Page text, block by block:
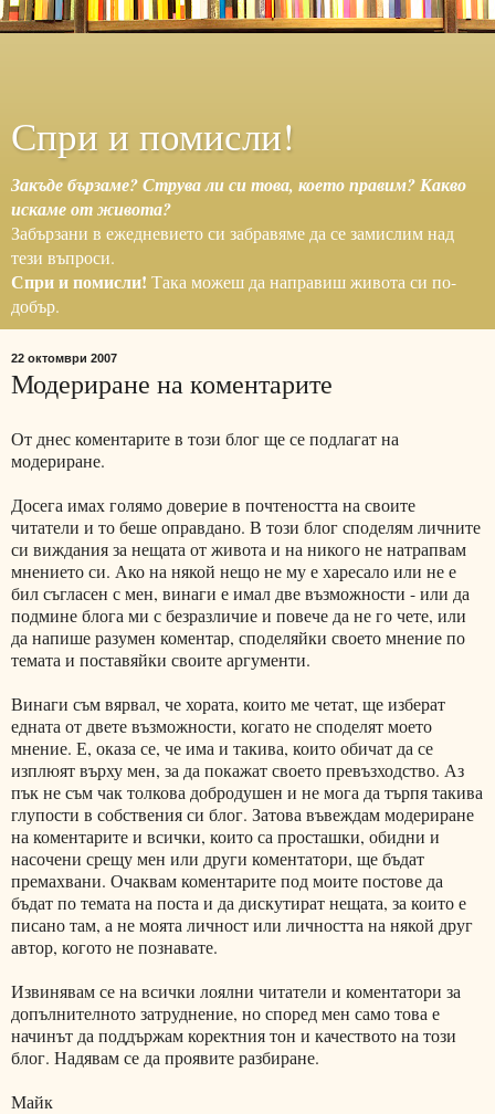
Спри и помисли!
Закъде бързаме? Струва ли си това, което правим? Какво
искаме от живота?
Забързани в ежедневието си забравяме да се замислим над
тези въпроси.
Спри и помисли! Така можеш да направиш живота си по-
добър.
22 октомври 2007
Модериране на коментарите
От днес коментарите в този блог ще се подлагат на
модериране.
Досега имах голямо доверие в почтеността на своите
читатели и то беше оправдано. В този блог споделям личните
си виждания за нещата от живота и на никого не натрапвам
мнението си. Ако на някой нещо не му е харесало или не е
бил съгласен с мен, винаги е имал две възможности - или да
подмине блога ми с безразличие и повече да не го чете, или
да напише разумен коментар, споделяйки своето мнение по
темата и поставяйки своите аргументи.
Винаги съм вярвал, че хората, които ме четат, ще изберат
едната от двете възможности, когато не споделят моето
мнение. Е, оказа се, че има и такива, които обичат да се
изплюят върху мен, за да покажат своето превъзходство. Аз
пък не съм чак толкова добродушен и не мога да търпя такива
глупости в собствения си блог. Затова въвеждам модериране
на коментарите и всички, които са просташки, обидни и
насочени срещу мен или други коментатори, ще бъдат
премахвани. Очаквам коментарите под моите постове да
бъдат по темата на поста и да дискутират нещата, за които е
писано там, а не моята личност или личността на някой друг
автор, когото не познавате.
Извинявам се на всички лоялни читатели и коментатори за
допълнителното затруднение, но според мен само това е
начинът да поддържам коректния тон и качеството на този
блог. Надявам се да проявите разбиране.
Майк